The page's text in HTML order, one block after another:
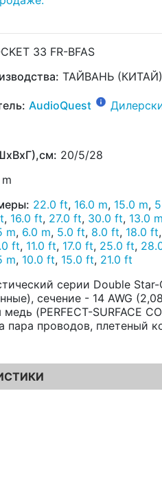
33 FR-BFAS
ТАЙВАНЬ (КИТАЙ)
AudioQuest
20/5/28
22.0 ft, 16.0 m, 15.0 m,
, 16.0 ft, 27.0 ft, 30.0 ft, 13.0 m
m, 6.0 m, 5.0 ft, 8.0 ft, 18.0 ft,
ft, 11.0 ft, 17.0 ft, 25.0 ft,
m, 10.0 ft, 15.0 ft, 21.0 ft
серии Double
сечение - 14 AWG
(PERFECT-SURFACE
пара проводов, плетеный